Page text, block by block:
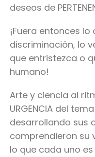
deseos de
¡Fuera entonces
discriminación, lo
que entristezca o
humano!
Arte y ciencia al
URGENCIA del
desarrollando sus
comprendieron su
lo que cada uno